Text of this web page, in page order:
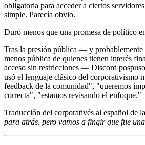
obligatoria para acceder a ciertos
simple. Parecía obvio.
Duró menos que una promesa de político
Tras la presión pública — y probablemente
menos pública de quienes tienen interés
acceso sin restricciones — Discord
usó el lenguaje clásico del corporativismo
feedback de la comunidad", "queremos
correcta", "estamos revisando el enfoque."
Traducción del corporativés al español de
para atrás, pero vamos a fingir que fue